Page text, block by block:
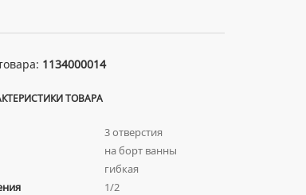
1134000014
ТОВАРА
3 отверстия
на борт ванны
гибкая
1/2